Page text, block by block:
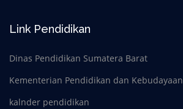
Link Pendidikan
Dinas Pendidikan Sumatera Barat
Kementerian Pendidikan dan Kebudayaan
kalnder pendidikan